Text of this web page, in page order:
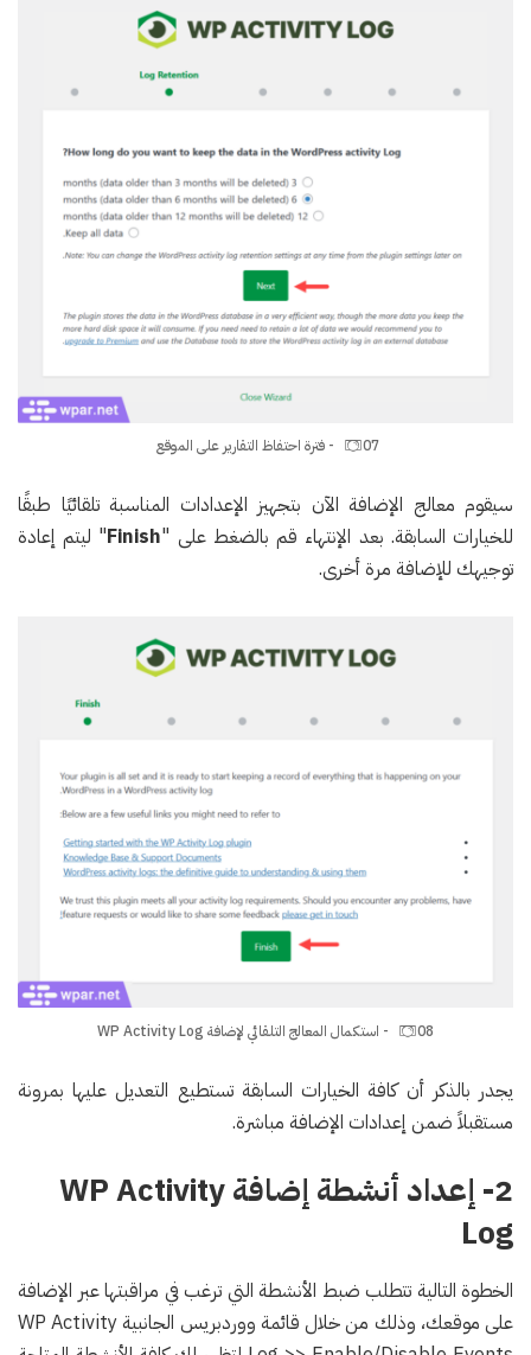
07 - فترة احتفاظ التقارير على الموقع
سيقوم معالج الإضافة الآن بتجهيز الإعدادات المناسبة تلقائيًا طبقًا
للخيارات السابقة. بعد الإنتهاء قم بالضغط على "Finish" ليتم إعادة
توجيهك للإضافة مرة أخرى.
08 - استكمال المعالج التلقائي لإضافة WP Activity Log
يجدر بالذكر أن كافة الخيارات السابقة تستطيع التعديل عليها بمرونة
مستقبلاً ضمن إعدادات الإضافة مباشرة.
2- إعداد أنشطة إضافة WP Activity
Log
الخطوة التالية تتطلب ضبط الأنشطة التي ترغب في مراقبتها عبر الإضافة
على موقعك، وذلك من خلال قائمة ووردبريس الجانبية WP Activity